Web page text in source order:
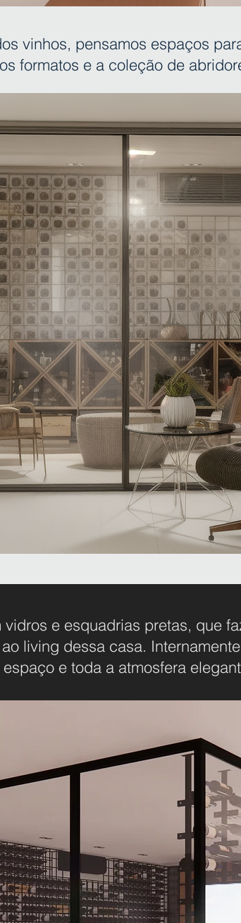
vinhos, pensamos espaços
formatos e a coleção de
e esquadrias pretas, que
living dessa casa.
e toda a atmosfera